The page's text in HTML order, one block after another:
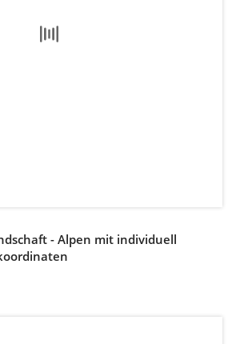
- Alpen mit individuell